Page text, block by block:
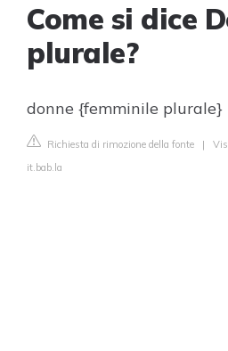
Come si dice
plurale?
donne {femminile plurale}
Richiesta di rimozione della fonte |
it.bab.la